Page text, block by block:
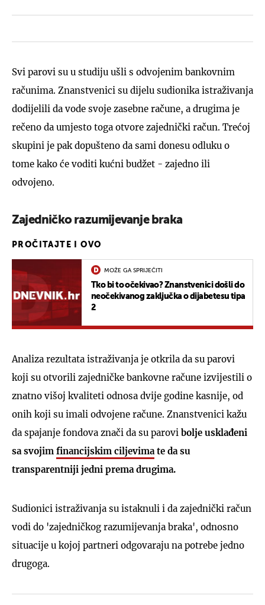
Svi parovi su u studiju ušli s odvojenim bankovnim
računima. Znanstvenici su dijelu sudionika istraživanja
dodijelili da vode svoje zasebne račune, a drugima je
rečeno da umjesto toga otvore zajednički račun. Trećoj
skupini je pak dopušteno da sami donesu odluku o
tome kako će voditi kućni budžet - zajedno ili
odvojeno.
Zajedničko razumijevanje braka
PROČITAJTE I OVO
MOŽE GA SPRIJEČITI
Tko bi to očekivao? Znanstvenici došli do
neočekivanog zaključka o dijabetesu tipa
2
Analiza rezultata istraživanja je otkrila da su parovi
koji su otvorili zajedničke bankovne račune izvijestili o
znatno višoj kvaliteti odnosa dvije godine kasnije, od
onih koji su imali odvojene račune. Znanstvenici kažu
da spajanje fondova znači da su parovi bolje usklađeni
sa svojim financijskim ciljevima te da su
transparentniji jedni prema drugima.
Sudionici istraživanja su istaknuli i da zajednički račun
vodi do 'zajedničkog razumijevanja braka', odnosno
situacije u kojoj partneri odgovaraju na potrebe jedno
drugoga.